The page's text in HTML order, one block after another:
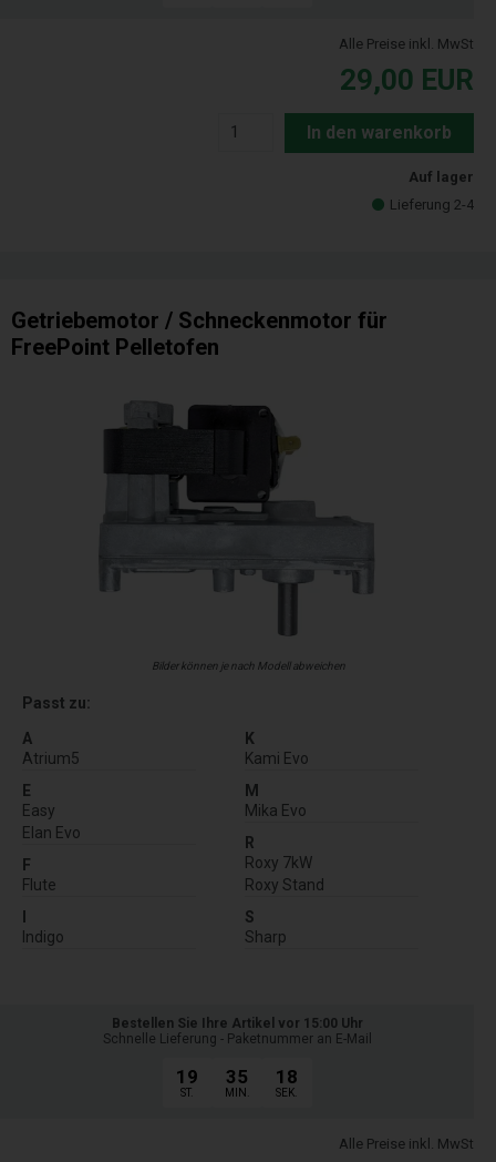
Alle Preise inkl. MwSt
29,00 EUR
In den warenkorb
Auf lager
Lieferung 2-4
Getriebemotor / Schneckenmotor für
FreePoint Pelletofen
Bilder können je nach Modell abweichen
Passt zu:
A
Atrium5
E
Easy
Elan Evo
F
Flute
Indigo
K
Kami Evo
M
Mika Evo
R
Roxy 7kW
Roxy Stand
S
Sharp
Bestellen Sie Ihre Artikel vor 15:00 Uhr
Schnelle Lieferung - Paketnummer an E-Mail
19
ST.
35
MIN.
17
SEK.
Alle Preise inkl. MwSt